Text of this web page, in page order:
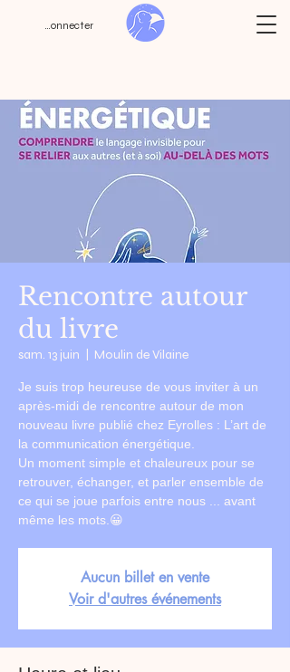
Se connecter
Rencontre autour
du livre
sam. 13 juin Moulin de Vilaine
Je suis trop heureuse de vous inviter à un
après-midi de rencontre autour de mon
nouveau livre publié chez Eyrolles : L’art de
la communication énergétique.
Un moment simple et chaleureux pour se
retrouver, échanger, et parler ensemble de
ce qui se joue parfois entre nous ... avant
même les mots.😀
Aucun billet en vente
Voir d'autres événements